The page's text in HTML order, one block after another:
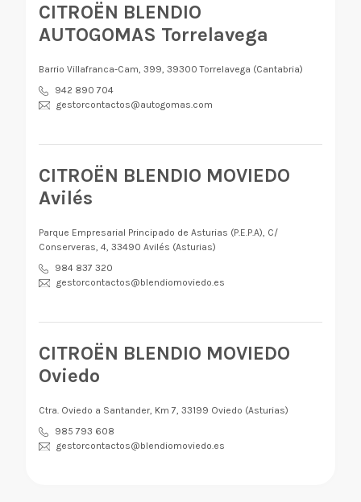
CITROËN BLENDIO
AUTOGOMAS Torrelavega
Barrio Villafranca-Cam, 399, 39300 Torrelavega (Cantabria)
942 890 704
gestorcontactos@autogomas.com
CITROËN BLENDIO MOVIEDO
Avilés
Parque Empresarial Principado de Asturias (P.E.P.A), C/
Conserveras, 4, 33490 Avilés (Asturias)
984 837 320
gestorcontactos@blendiomoviedo.es
CITROËN BLENDIO MOVIEDO
Oviedo
Ctra. Oviedo a Santander, Km 7, 33199 Oviedo (Asturias)
985 793 608
gestorcontactos@blendiomoviedo.es